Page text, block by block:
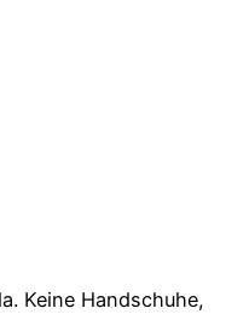
Keine Handschuhe,